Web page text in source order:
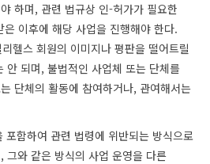
하며, 관련 법규상 인-허가가 필요한
이후에 해당 사업을 진행해야 한다.
헬스 회원의 이미지나 평판을 떨어트릴
안 되며, 불법적인 사업체 또는 단체를
단체의 활동에 참여하거나, 관여해서는
포함하여 관련 법령에 위반되는 방식으로
그와 같은 방식의 사업 운영을 다른